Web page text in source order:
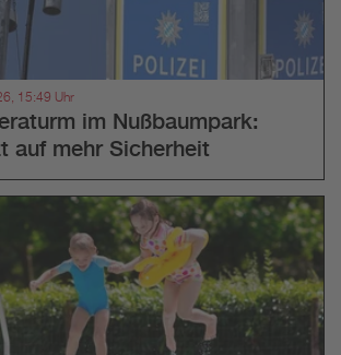
15:49 Uhr
im Nußbaumpark:
auf mehr Sicherheit